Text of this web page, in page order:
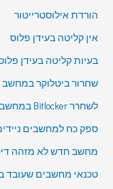
הורדת אילוסטרייטור
אין קליטה בעידן פלוס
בעיות קליטה בעידן
שחרור ביטלוקר במחשב
לשחרר Bitlocker במחשב
ספק כח למחשבים
מחשב חדש לא מזהה
טכנאי מחשבים שעובד